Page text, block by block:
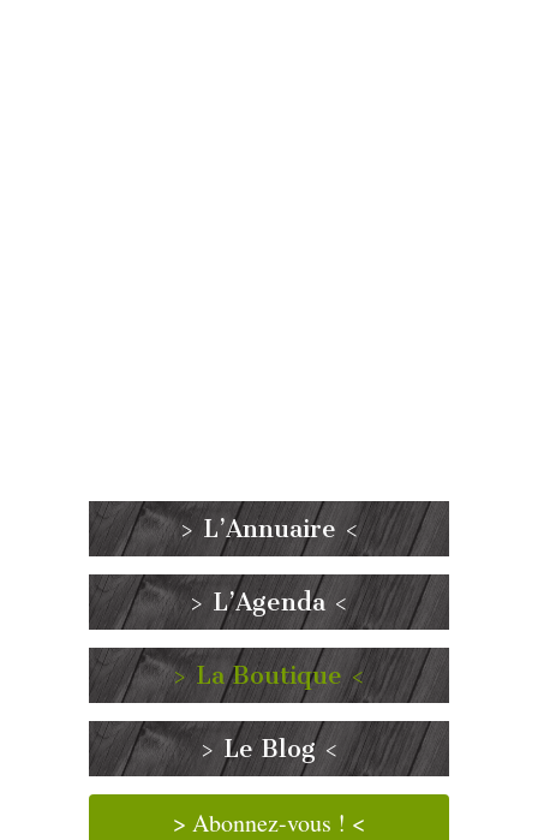
> L’Annuaire <
> L’Agenda <
> La Boutique <
> Le Blog <
> Abonnez-vous ! <